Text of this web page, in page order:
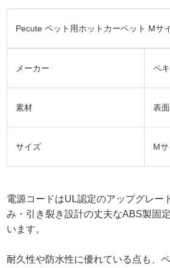
Pecute ペット用ホットカーペット Mサ
メーカー ペ
素材 表
サイズ M
電源コードはUL認定のアップグレー
み・引き裂き設計の丈夫なABS製固
います。
耐久性や防水性に優れている点も、